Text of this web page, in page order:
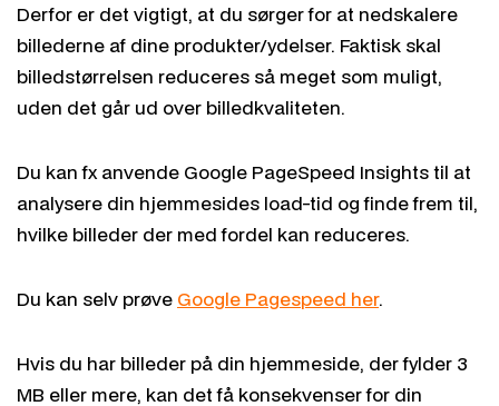
Derfor er det vigtigt, at du sørger for at nedskalere
billederne af dine produkter/ydelser. Faktisk skal
billedstørrelsen reduceres så meget som muligt,
uden det går ud over billedkvaliteten.
Du kan fx anvende Google PageSpeed Insights til at
analysere din hjemmesides load-tid og finde frem til,
hvilke billeder der med fordel kan reduceres.
Du kan selv prøve Google Pagespeed her.
Hvis du har billeder på din hjemmeside, der fylder 3
MB eller mere, kan det få konsekvenser for din